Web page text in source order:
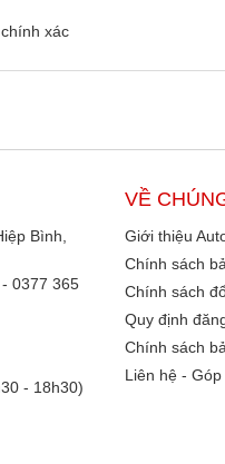
xác
Bình,
0377 365
- 18h30)
VỀ
Giới thiệu
Chính sách
Chính sách
Quy định
Chính sách
Liên hệ - Góp